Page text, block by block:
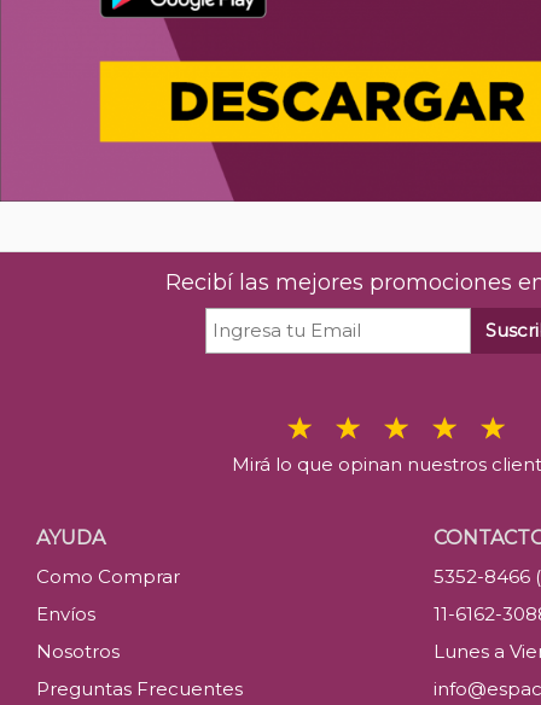
Recibí las mejores promociones
Mirá lo que opinan nuestros
AYUDA
Como Comprar
Envíos
Nosotros
Preguntas Frecuentes
5352-8466
11-6162-
Lunes a